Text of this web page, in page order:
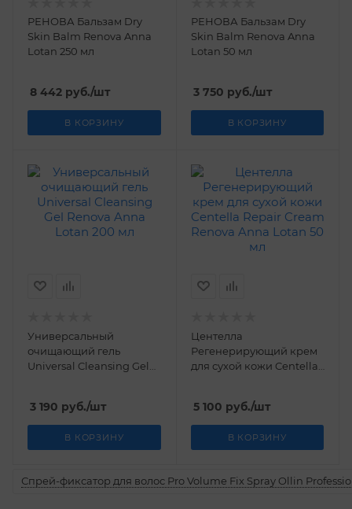
РЕНОВА Бальзам Dry
Skin Balm Renova Anna
Lotan 250 мл
8 442 руб./шт
В КОРЗИНУ
РЕНОВА Бальзам Dry
Skin Balm Renova Anna
Lotan 50 мл
3 750 руб./шт
В КОРЗИНУ
Универсальный
очищающий гель
Universal Cleansing Gel
3 190 руб./шт
В КОРЗИНУ
Центелла
Регенерирующий крем
для сухой кожи Centella
5 100 руб./шт
В КОРЗИНУ
Спрей-фиксатор для волос Pro Volume Fix Spray Ollin